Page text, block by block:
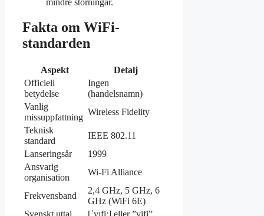
mindre störningar.
Fakta om WiFi-
standarden
Aspekt
Detalj
Officiell
betydelse
Ingen
(handelsnamn)
Vanlig
missuppfattning
Wireless Fidelity
Teknisk
standard
IEEE 802.11
Lanseringsår
1999
Ansvarig
organisation
Wi-Fi Alliance
Frekvensband
2,4 GHz, 5 GHz, 6
GHz (WiFi 6E)
Svenskt uttal
[ˈvɪfiː] eller ”vifi”